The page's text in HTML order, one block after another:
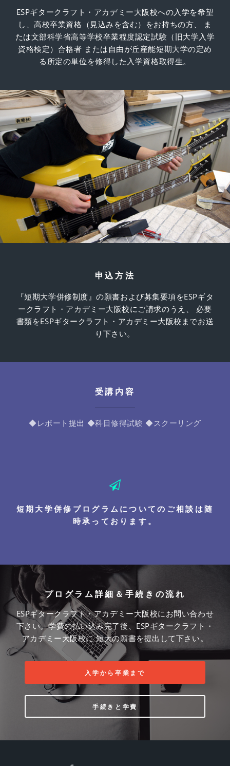
ESPギタークラフト・アカデミー大阪校への入学を希望
し、高校卒業資格（見込みを含む）をお持ちの方、 ま
たは文部科学省高等学校卒業程度認定試験（旧大学入学
資格検定）合格者 または自由が丘産能短期大学の定め
る所定の単位を修得した入学資格取得生。
申込方法
『短期大学併修制度』の願書および募集要項をESPギタ
ークラフト・アカデミー大阪校にご請求のうえ、 必要
書類をESPギタークラフト・アカデミー大阪校までお送
り下さい。
受講内容
◆レポート提出 ◆科目修得試験 ◆スクーリング
短期大学併修プログラムについてのご相談は随
時承っております。
プログラム詳細＆手続きの流れ
ESPギタークラフト・アカデミー大阪校にお問い合わせ
下さい。学費の払い込み完了後、ESPギタークラフト・
アカデミー大阪校に 短大の願書を提出して下さい。
入学から卒業まで
手続きと学費